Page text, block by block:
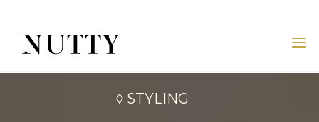
content
NUTTY
NUTTY
◊ STYLING